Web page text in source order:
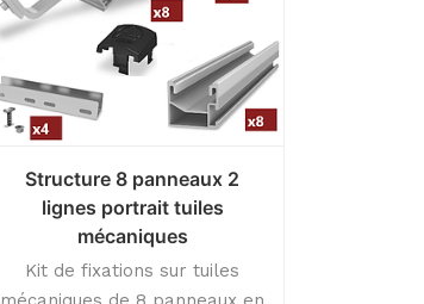
Structure 8 panneaux 2
lignes portrait tuiles
mécaniques
Kit de fixations sur tuiles